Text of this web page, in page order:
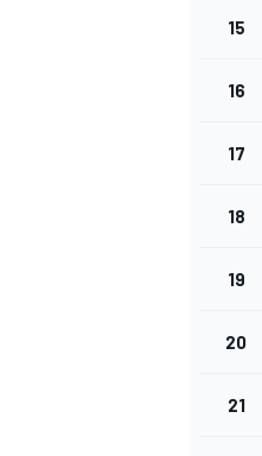
15
16
17
18
19
20
21